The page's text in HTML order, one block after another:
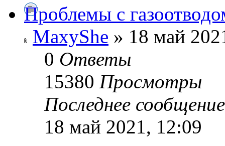
Проблемы с
MaxyShe » 18 май
0 Ответы
15380 Просмотры
Последнее
18 май 2021, 12:09